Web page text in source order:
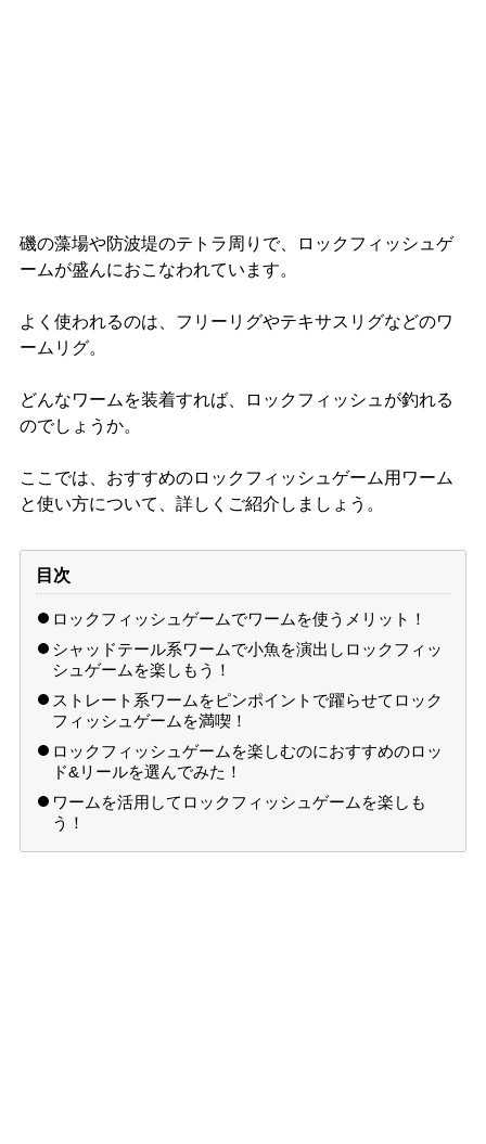
磯の藻場や防波堤のテトラ周りで、ロックフィッシュゲ
ームが盛んにおこなわれています。
よく使われるのは、フリーリグやテキサスリグなどのワ
ームリグ。
どんなワームを装着すれば、ロックフィッシュが釣れる
のでしょうか。
ここでは、おすすめのロックフィッシュゲーム用ワーム
と使い方について、詳しくご紹介しましょう。
目次
ロックフィッシュゲームでワームを使うメリット！
シャッドテール系ワームで小魚を演出しロックフィッ
シュゲームを楽しもう！
ストレート系ワームをピンポイントで躍らせてロック
フィッシュゲームを満喫！
ロックフィッシュゲームを楽しむのにおすすめのロッ
ド&リールを選んでみた！
ワームを活用してロックフィッシュゲームを楽しも
う！